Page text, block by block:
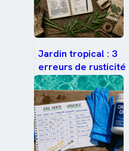
Jardin tropical : 3
erreurs de rusticité
et les bons réflexes
pour l’hiver